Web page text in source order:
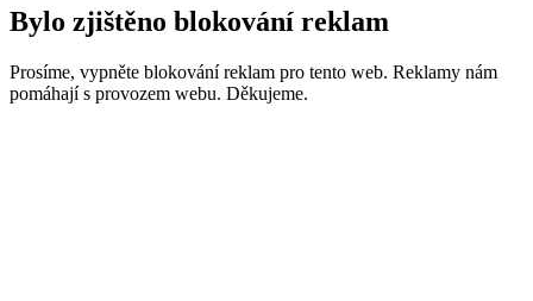
Bylo zjištěno blokování reklam
Prosíme, vypněte blokování reklam pro tento web. Reklamy nám
pomáhají s provozem webu. Děkujeme.